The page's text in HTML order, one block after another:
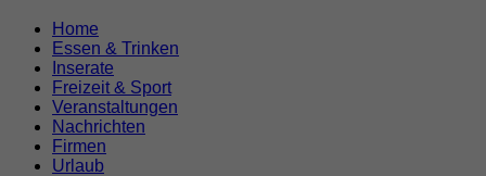
Home
Essen & Trinken
Inserate
Freizeit & Sport
Veranstaltungen
Nachrichten
Firmen
Urlaub